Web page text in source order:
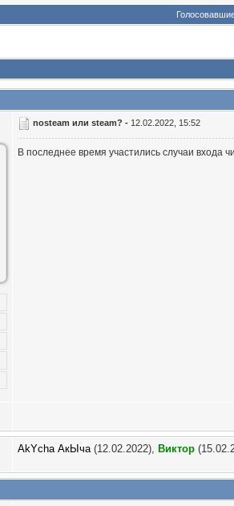
nosteam или steam? - 12.02.2022, 15:52
В последнее время участились случаи входа
AkYcha АкЫча(12.02.2022), Виктор